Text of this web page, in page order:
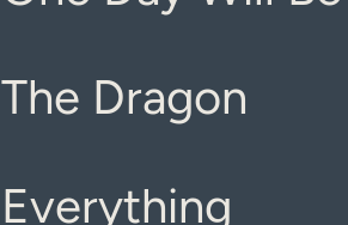
The Dragon
Everything